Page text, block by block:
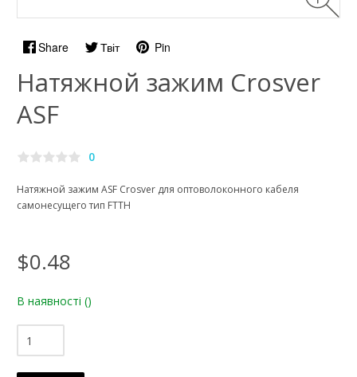
Share Твіт Pin
Натяжной зажим Crosver
ASF
0
Натяжной зажим ASF Crosver для оптоволоконного кабеля
самонесущего тип FTTH
$0.48
В наявності ()